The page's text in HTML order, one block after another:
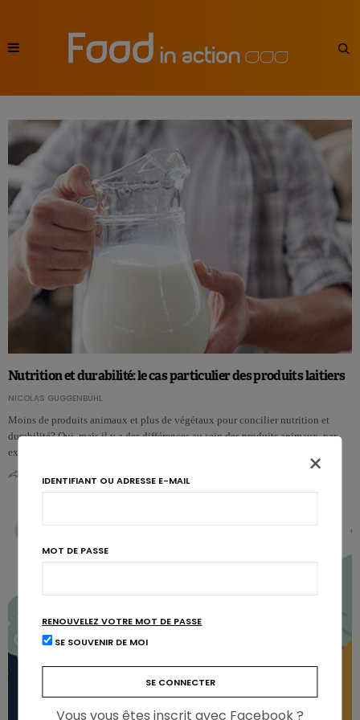
Nutrition et durabilité: le cas particulier des produits laitiers
NICOLAS GUGGENBÜHL
Moins de produits animaux et plus de végétaux pour concilier nutrition et
durabilité? Oui, mais il y a des différences au sein des produits animaux, par
exe…
×
IDENTIFIANT OU ADRESSE E-MAIL
MOT DE PASSE
RENOUVELEZ VOTRE MOT DE PASSE
SE SOUVENIR DE MOI
Vous vous êtes inscrit avec Facebook ?